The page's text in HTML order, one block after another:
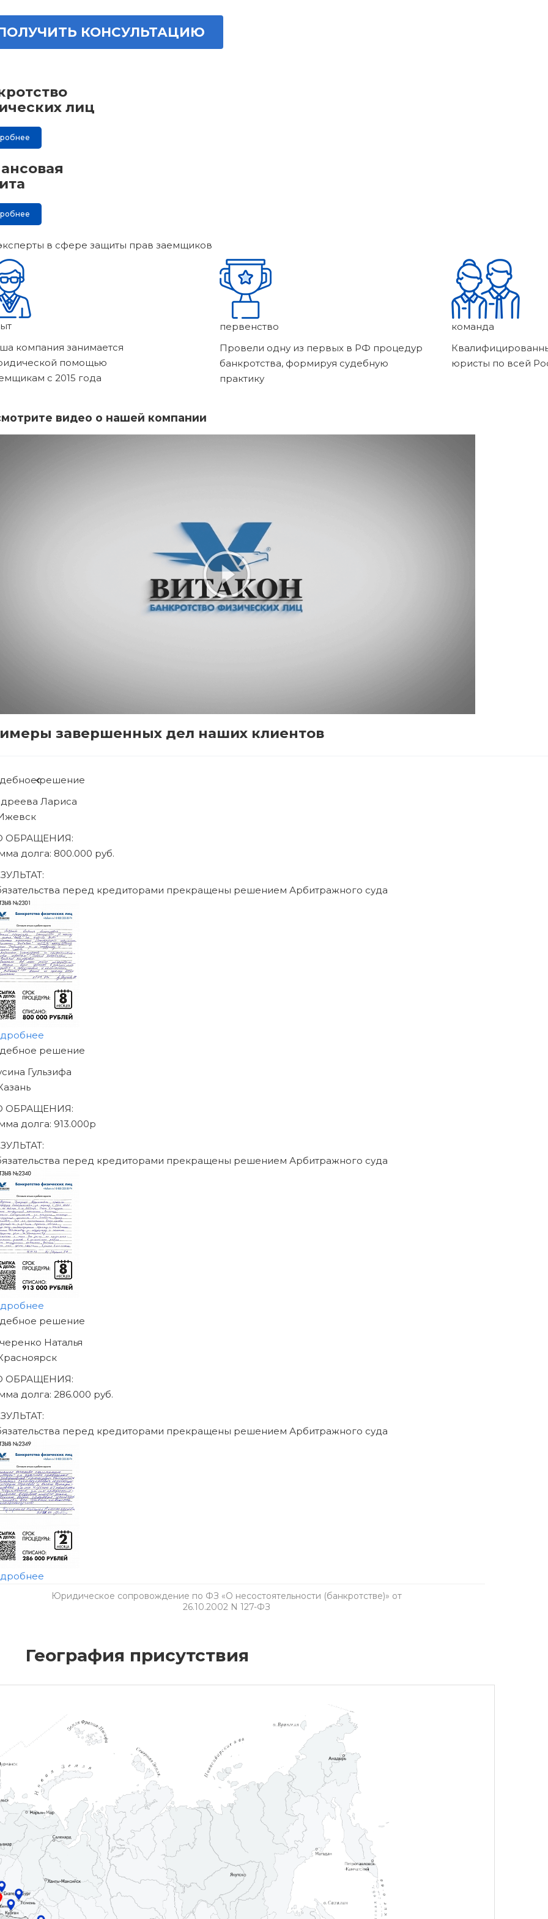
КОНСУЛЬТАЦИЮ
лиц
в сфере защиты прав заемщиков
компания занимается
помощью
с 2015 года
первенство
Провели одну из первых в РФ процедур
банкротства, формируя судебную
практику
команда
юристы по всей
видео о нашей компании
завершенных дел наших клиентов
решение
Людмила
ОБРАЩЕНИЯ:
долга: 470.000 руб.
перед кредиторами прекращены решением Арбитражного суда
ИЗБАВЛЯТЬСЯ
ДОЛГОВ
СЕГОДНЯ!
на консультацию
Юридическое сопровождение по ФЗ «О несостоятельности (банкротстве)» от
26.10.2002 N 127-ФЗ
География присутствия